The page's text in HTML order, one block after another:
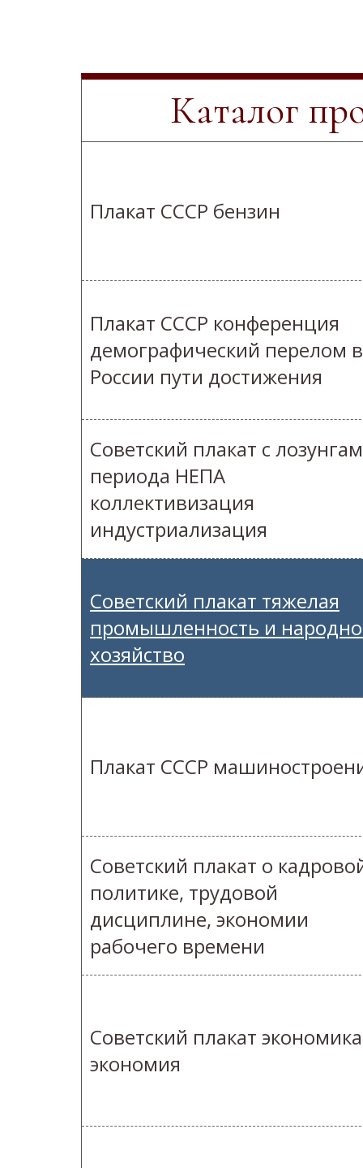
Каталог
Плакат СССР бензин
Плакат СССР конференция
демографический перелом в
России пути достижения
Советский плакат с
периода НЕПА
коллективизация
индустриализация
Советский плакат тяжелая
промышленность и
хозяйство
Плакат СССР
Советский плакат о
политике, трудовой
дисциплине, экономии
рабочего времени
Советский плакат
экономия